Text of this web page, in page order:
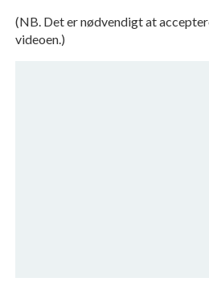
(NB. Det er nødvendigt at
videoen.)